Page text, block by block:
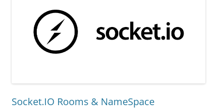
Socket.IO Rooms & NameSpace